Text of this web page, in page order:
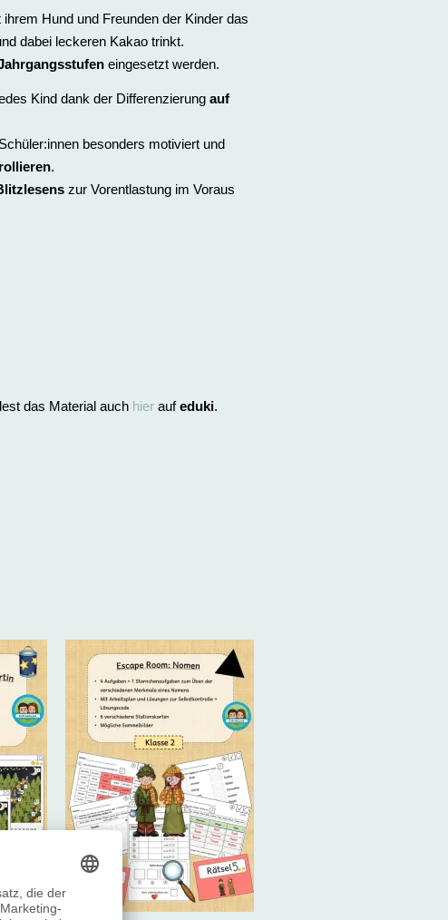
Hund und Freunden der Kinder das
dabei leckeren Kakao trinkt.
eingesetzt werden.
Kind dank der Differenzierung auf
besonders motiviert und
.
zur Vorentlastung im Voraus
das Material auch hier aufeduki.